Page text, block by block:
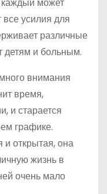
усилия для
различные
детям и больным.
внимания
время,
и старается
графике.
и открытая, она
жизнь в
очень мало